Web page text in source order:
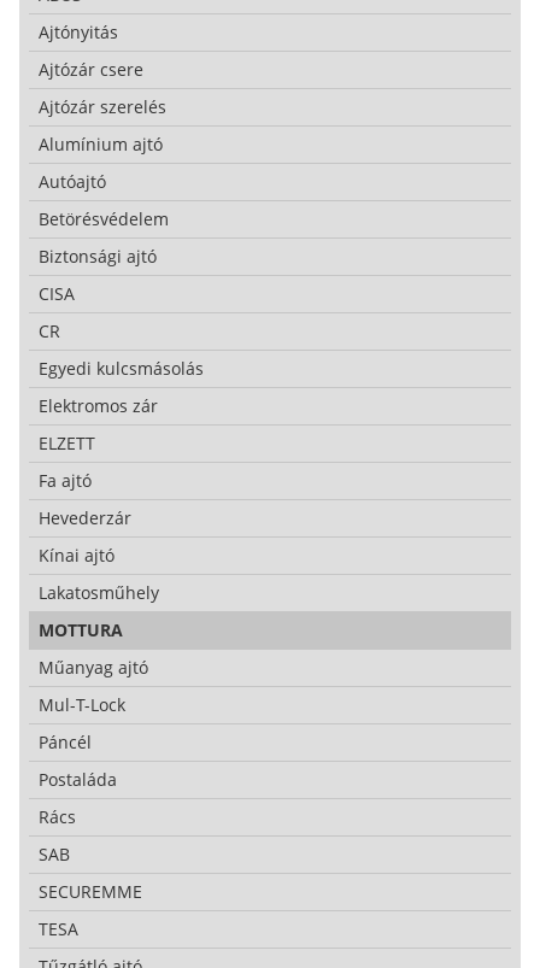
Ajtónyitás
Ajtózár csere
Ajtózár szerelés
Alumínium ajtó
Autóajtó
Betörésvédelem
Biztonsági ajtó
CISA
CR
Egyedi kulcsmásolás
Elektromos zár
ELZETT
Fa ajtó
Hevederzár
Kínai ajtó
Lakatosműhely
MOTTURA
Műanyag ajtó
Mul-T-Lock
Páncél
Postaláda
Rács
SAB
SECUREMME
TESA